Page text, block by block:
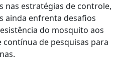
nas estratégias de controle,
ainda enfrenta desafios
do mosquito aos
contínua de pesquisas para